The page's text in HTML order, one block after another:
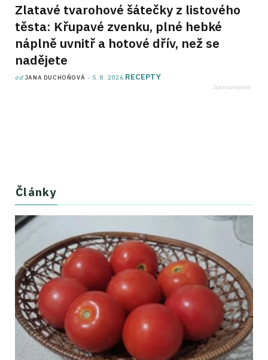
Zlatavé tvarohové šátečky z listového
těsta: Křupavé zvenku, plné hebké
náplně uvnitř a hotové dřív, než se
nadějete
od JANA DUCHOŇOVÁ 5. 8. 2026 RECEPTY
Články